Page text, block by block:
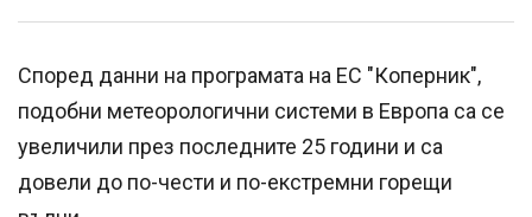
Според данни на програмата на ЕС "Коперник",
подобни метеорологични системи в Европа са се
увеличили през последните 25 години и са
довели до по-чести и по-екстремни горещи